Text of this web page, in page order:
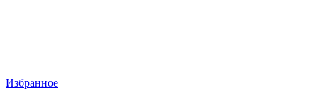
Избранное